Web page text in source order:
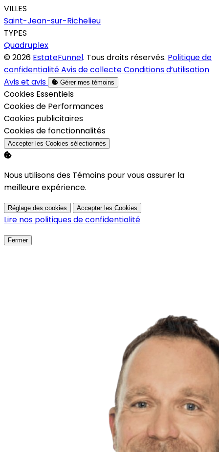
VILLES
Saint-Jean-sur-Richelieu
TYPES
Quadruplex
© 2026 EstateFunnel. Tous droits réservés. Politique de
confidentialitéAvis de collecteConditions d’utilisation
Avis et avis
Gérer mes témoins
Activer
Cookies Essentiels
Activer
Cookies de Performances
Activer
Cookies publicitaires
Activer
Cookies de fonctionnalités
Accepter les Cookies sélectionnés
Nous utilisons des Témoins pour vous assurer la
meilleure expérience.
Réglage des cookies Accepter les Cookies
Lire nos politiques de confidentialité
Fermer